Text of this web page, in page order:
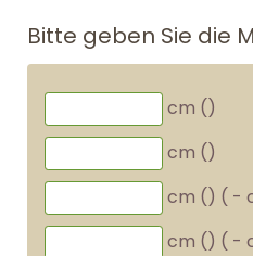
Bitte geben Sie die
cm ()
cm ()
cm () ( -
cm () ( -